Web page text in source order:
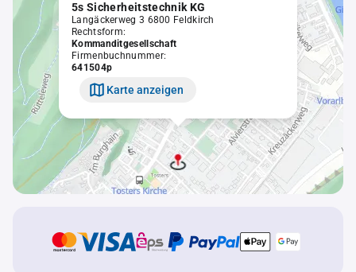
5s Sicherheitstechnik KG
Langäckerweg 3 6800 Feldkirch
Rechtsform:
Kommanditgesellschaft
Firmenbuchnummer:
641504p
Karte anzeigen